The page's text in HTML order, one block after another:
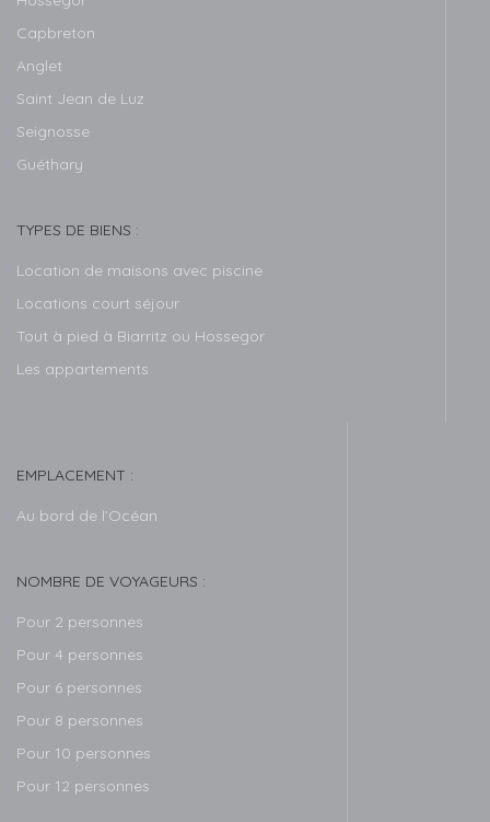
Capbreton
Anglet
Saint Jean de Luz
Seignosse
Guéthary
TYPES DE BIENS :
Location de maisons avec piscine
Locations court séjour
Tout à pied à Biarritz ou Hossegor
Les appartements
EMPLACEMENT :
Au bord de l’Océan
NOMBRE DE VOYAGEURS :
Pour 2 personnes
Pour 4 personnes
Pour 6 personnes
Pour 8 personnes
Pour 10 personnes
Pour 12 personnes